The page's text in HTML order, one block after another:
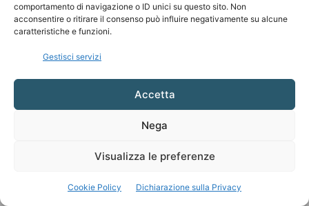
comportamento di navigazione o ID unici su questo sito. Non
acconsentire o ritirare il consenso può influire negativamente su alcune
caratteristiche e funzioni.
Gestisci servizi
Accetta
Nega
Visualizza le preferenze
Cookie Policy Dichiarazione sulla Privacy